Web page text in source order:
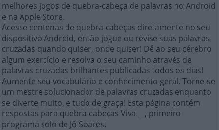
melhores jogos de quebra-cabeça de palavras no Android
e na Apple Store.
Acesse centenas de quebra-cabeças diretamente no seu
dispositivo Android, então jogue ou revise suas palavras
cruzadas quando quiser, onde quiser! Dê ao seu cérebro
algum exercício e resolva o seu caminho através de
palavras cruzadas brilhantes publicadas todos os dias!
Aumente seu vocabulário e conhecimento geral. Torne-se
um mestre solucionador de palavras cruzadas enquanto
se diverte muito, e tudo de graça! Esta página contém
respostas para quebra-cabeças Viva __, primeiro
programa solo de Jô Soares.